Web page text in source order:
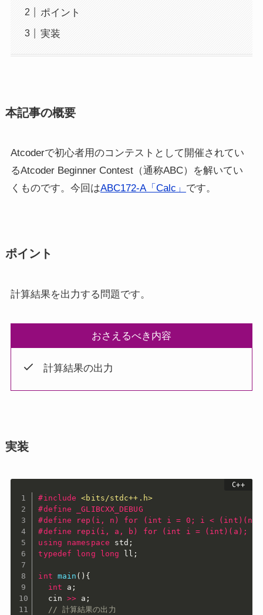
ポイント
実装
本記事の概要
Atcoderで初心者用のコンテストとして開催されてい
るAtcoder Beginner Contest（通称ABC）を解いてい
くものです。今回はABC172-A「Calc」 です。
ポイント
計算結果を出力する問題です。
おさえるべき内容
計算結果の出力
実装
#include
<bits/stdc++.h>
#define _GLIBCXX_DEBUG
#define rep(i, n) for (int i = 0; i < (int)(n);
#define repi(i, a, b) for (int i = (int)(a); i
using
namespace std ;
typedef
long long ll ;
int main ( ) {
int a ;
  cin
>> a ;
// 計算結果の出力